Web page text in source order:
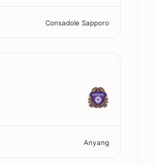
Consadole Sapporo
Anyang